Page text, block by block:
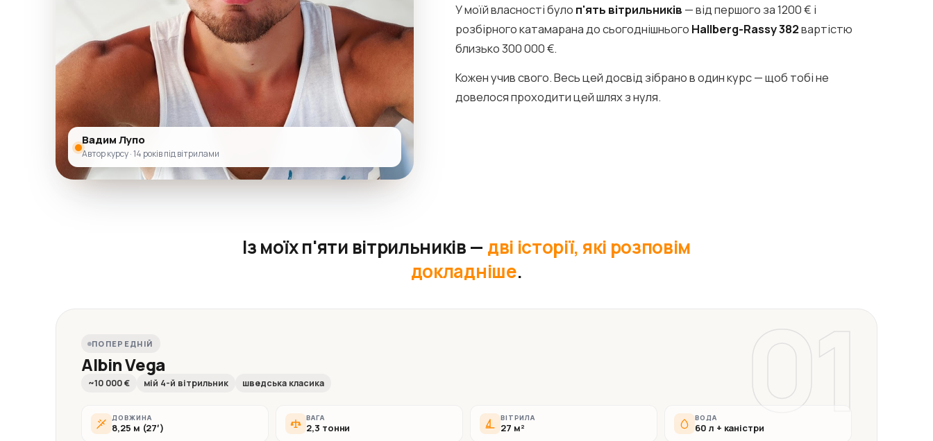
Вадим Лупо
Автор курсу · 14 років під вітрилами
У моїй власності було п'ять вітрильників — від першого за 1200 € і
розбірного катамарана до сьогоднішнього Hallberg-Rassy 382вартістю
близько 300 000 €.
Кожен учив свого. Весь цей досвід зібрано в один курс — щоб тобі не
довелося проходити цей шлях з нуля.
Із моїх п'яти вітрильників — дві історії, які розповім
докладніше.
01
ПОПЕРЕДНІЙ
Albin Vega
~10 000 € мій 4-й вітрильник шведська класика
ДОВЖИНА
8,25 м (27′)
ВАГА
2,3 тонни
ВІТРИЛА
27 м²
ВОДА
60 л + каністри